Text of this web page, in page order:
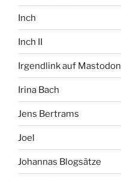
Inch
Inch II
Irgendlink auf Mastodon
Irina Bach
Jens Bertrams
Joel
Johannas Blogsätze